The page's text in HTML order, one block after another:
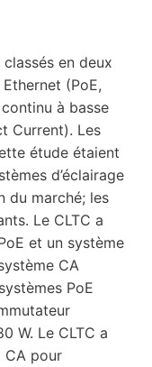
en deux
(PoE,
à basse
Current). Les
étude étaient
d’éclairage
du marché; les
Le CLTC a
et un système
CA
PoE
W. Le CLTC a
CA pour